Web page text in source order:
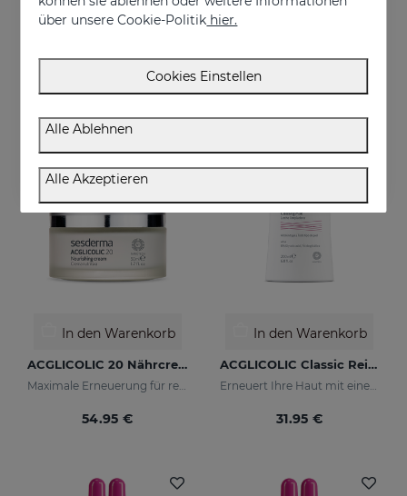
ACGLICOLIC S Reinigungstücher
In den Warenkorb
ACGLICOLIC 20 Nährcreme
Maximale Erneuerung für reife Haut
54.95 €
In den Warenkorb
ACGLICOLIC Classic Reinigungsmilch
Erneuert Ihre Haut mit einer noch nie dagewesenen Wirksamkeit.
31.95 €
über unsere Cookie-Politik hier.
Cookies Einstellen
Alle Ablehnen
Alle Akzeptieren